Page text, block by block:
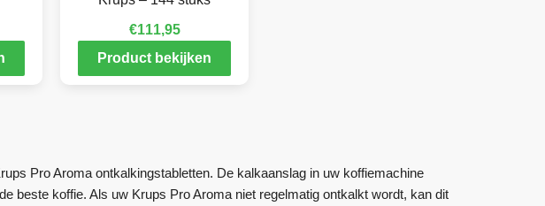
€111,95
Product bekijken
Pro Aroma ontkalkingstabletten. De kalkaanslag in uw koffiemachine
beste koffie. Als uw Krups Pro Aroma niet regelmatig ontkalkt wordt, kan dit